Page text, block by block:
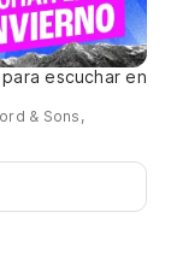
escuchar en
& Sons,